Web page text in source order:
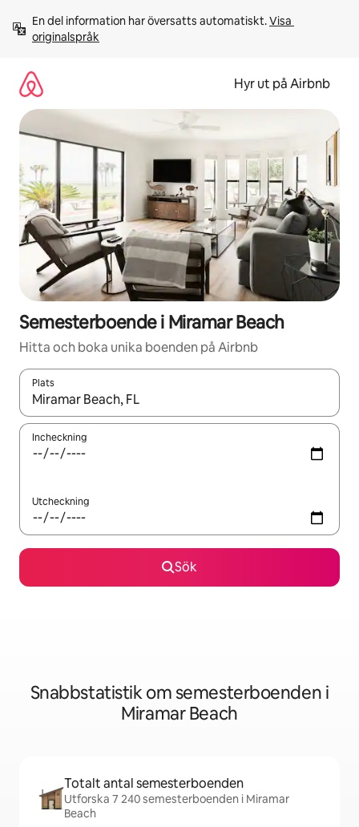
innehåll
En del information har översatts automatiskt. Visa
originalspråk
Hyr ut på Airbnb
Semesterboende i Miramar Beach
Hitta och boka unika boenden på Airbnb
Plats
När resultaten är tillgängliga kan du navigera med upp- och
Incheckning
Utcheckning
Sök
Snabbstatistik om semesterboenden i
Miramar Beach
Totalt antal semesterboenden
Utforska 7 240 semesterboenden i Miramar
Beach